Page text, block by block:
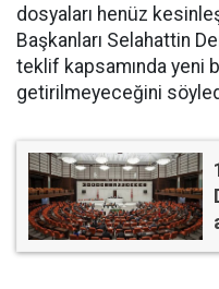
dosyaları henüz
Başkanları Selahattin
teklif kapsamında yeni
getirilmeyeceğini